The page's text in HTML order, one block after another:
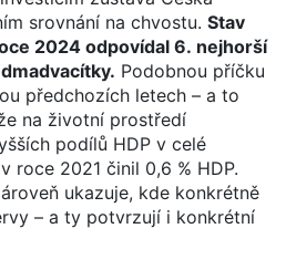
srovnání na chvostu. Stav
2024 odpovídal 6. nejhorší
Podobnou příčku
předchozích letech – a to
na životní prostředí
podílů HDP v celé
roce 2021 činil 0,6 % HDP.
ukazuje, kde konkrétně
– a ty potvrzují i konkrétní